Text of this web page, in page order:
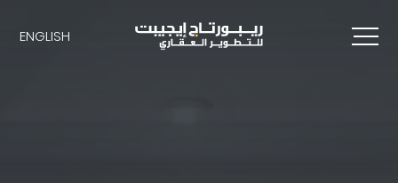
ENGLISH